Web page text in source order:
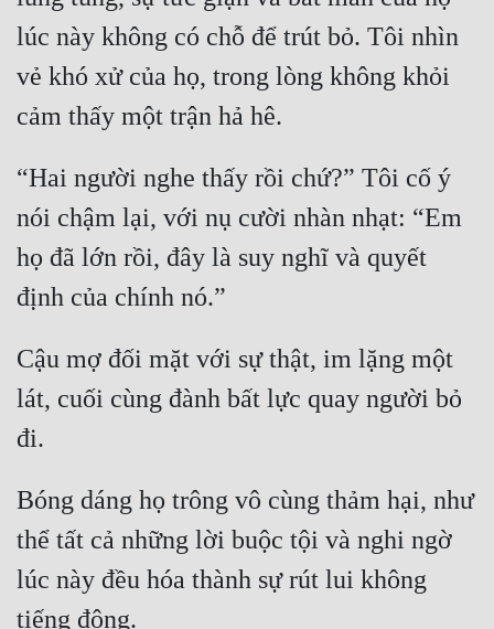
Triều Đấu
Trùng Sinh
Trọng Sinh
Tu Tiên
Tội Phạm
Vô Địch
Xuyên Không
Xuyên Sách
lúc này không có chỗ để trút bỏ. Tôi nhìn
vẻ khó xử của họ, trong lòng không khỏi
“Hai người nghe thấy rồi chứ?” Tôi cố ý
nói chậm lại, với nụ cười nhàn nhạt: “Em
họ đã lớn rồi, đây là suy nghĩ và quyết
Cậu mợ đối mặt với sự thật, im lặng một
lát, cuối cùng đành bất lực quay người bỏ
Bóng dáng họ trông vô cùng thảm hại, như
thể tất cả những lời buộc tội và nghi ngờ
lúc này đều hóa thành sự rút lui không